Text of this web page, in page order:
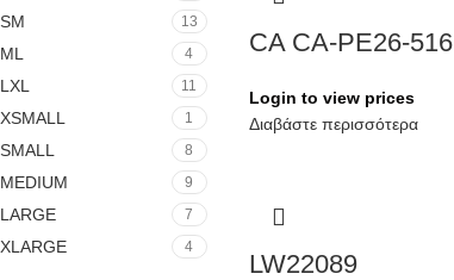
SM 13
ML 4
LXL 11
XSMALL 1
SMALL 8
MEDIUM 9
LARGE 7
XLARGE 4
CA CA-PE26-516
Login to view prices
Διαβάστε περισσότερα
LW22089